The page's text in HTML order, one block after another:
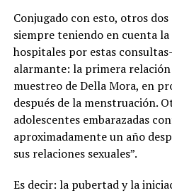
Conjugado con esto, otros
siempre teniendo en cuenta
hospitales por estas
alarmante: la primera
muestreo de Della Mora, en
después de la menstruación.
adolescentes embarazadas
aproximadamente un año
sus relaciones sexuales”.
Es decir: la pubertad y la